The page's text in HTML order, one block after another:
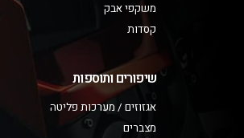
משקפי אבק
קסדות
שיפורים ותוספות
אגזוזים / מערכות פליטה
מצברים